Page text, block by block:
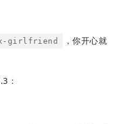
girlfriend
，你开心就
：